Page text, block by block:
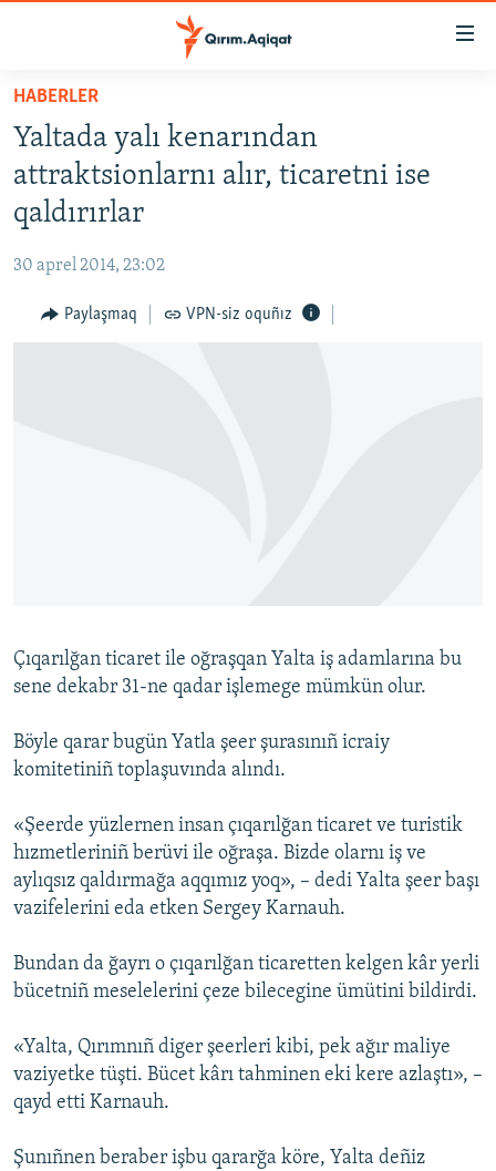
Esas
qaytmaq
Baş
navigatsiyağa
qaytmaq
Qıdıruvğa
qaytmaq
HABERLER
SİYASET
İQTİSADİYAT
MEDENİYET
İNSAN AQLARI
RFE/RS bütün saytları
HABERLER
Yaltada yalı kenarından
attraktsionlarnı alır, ticaretni ise
qaldırırlar
30 aprel 2014, 23:02
Paylaşmaq VPN-siz oquñız
Çıqarılğan ticaret ile oğraşqan Yalta iş adamlarına bu
sene dekabr 31-ne qadar işlemege mümkün olur.
Böyle qarar bugün Yatla şeer şurasınıñ icraiy
komitetiniñ toplaşuvında alındı.
«Şeerde yüzlernen insan çıqarılğan ticaret ve turistik
hızmetleriniñ berüvi ile oğraşa. Bizde olarnı iş ve
aylıqsız qaldırmağa aqqımız yoq», – dedi Yalta şeer başı
vazifelerini eda etken Sergey Karnauh.
Bundan da ğayrı o çıqarılğan ticaretten kelgen kâr yerli
bücetniñ meselelerini çeze bilecegine ümütini bildirdi.
«Yalta, Qırımnıñ diger şeerleri kibi, pek ağır maliye
vaziyetke tüşti. Bücet kârı tahminen eki kere azlaştı», –
qayd etti Karnauh.
Şunıñnen beraber işbu qararğa köre, Yalta deñiz